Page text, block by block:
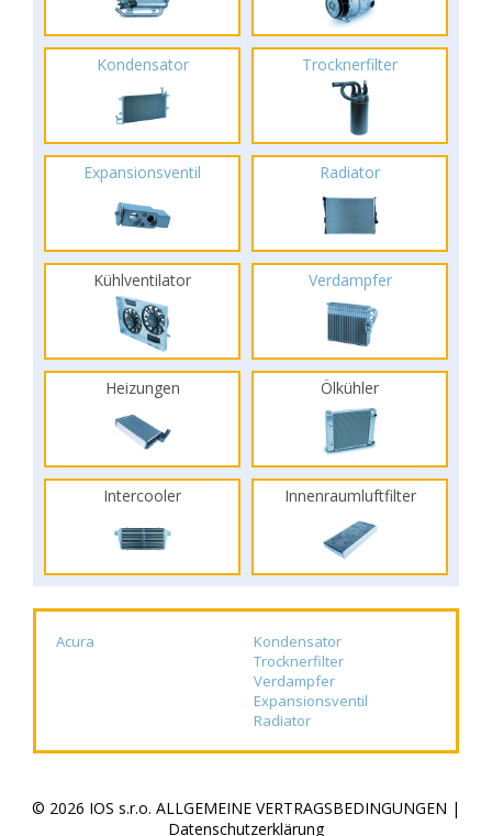
Kondensator Trocknerfilter
Expansionsventil Radiator
Kühlventilator Verdampfer
Heizungen Ölkühler
Intercooler Innenraumluftfilter
Acura
Kondensator
Trocknerfilter
Verdampfer
Expansionsventil
Radiator
© 2026 IOS s.r.o. ALLGEMEINE VERTRAGSBEDINGUNGEN |
Datenschutzerklärung